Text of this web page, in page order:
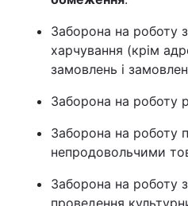
Заборона на роботу
харчування (крім
замовлень і
Заборона на роботу
Заборона на роботу
непродовольчими
Заборона на роботу
проведення